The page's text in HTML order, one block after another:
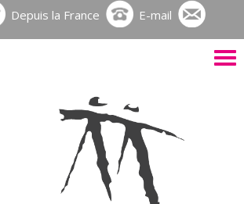
Depuis la France E-mail
le